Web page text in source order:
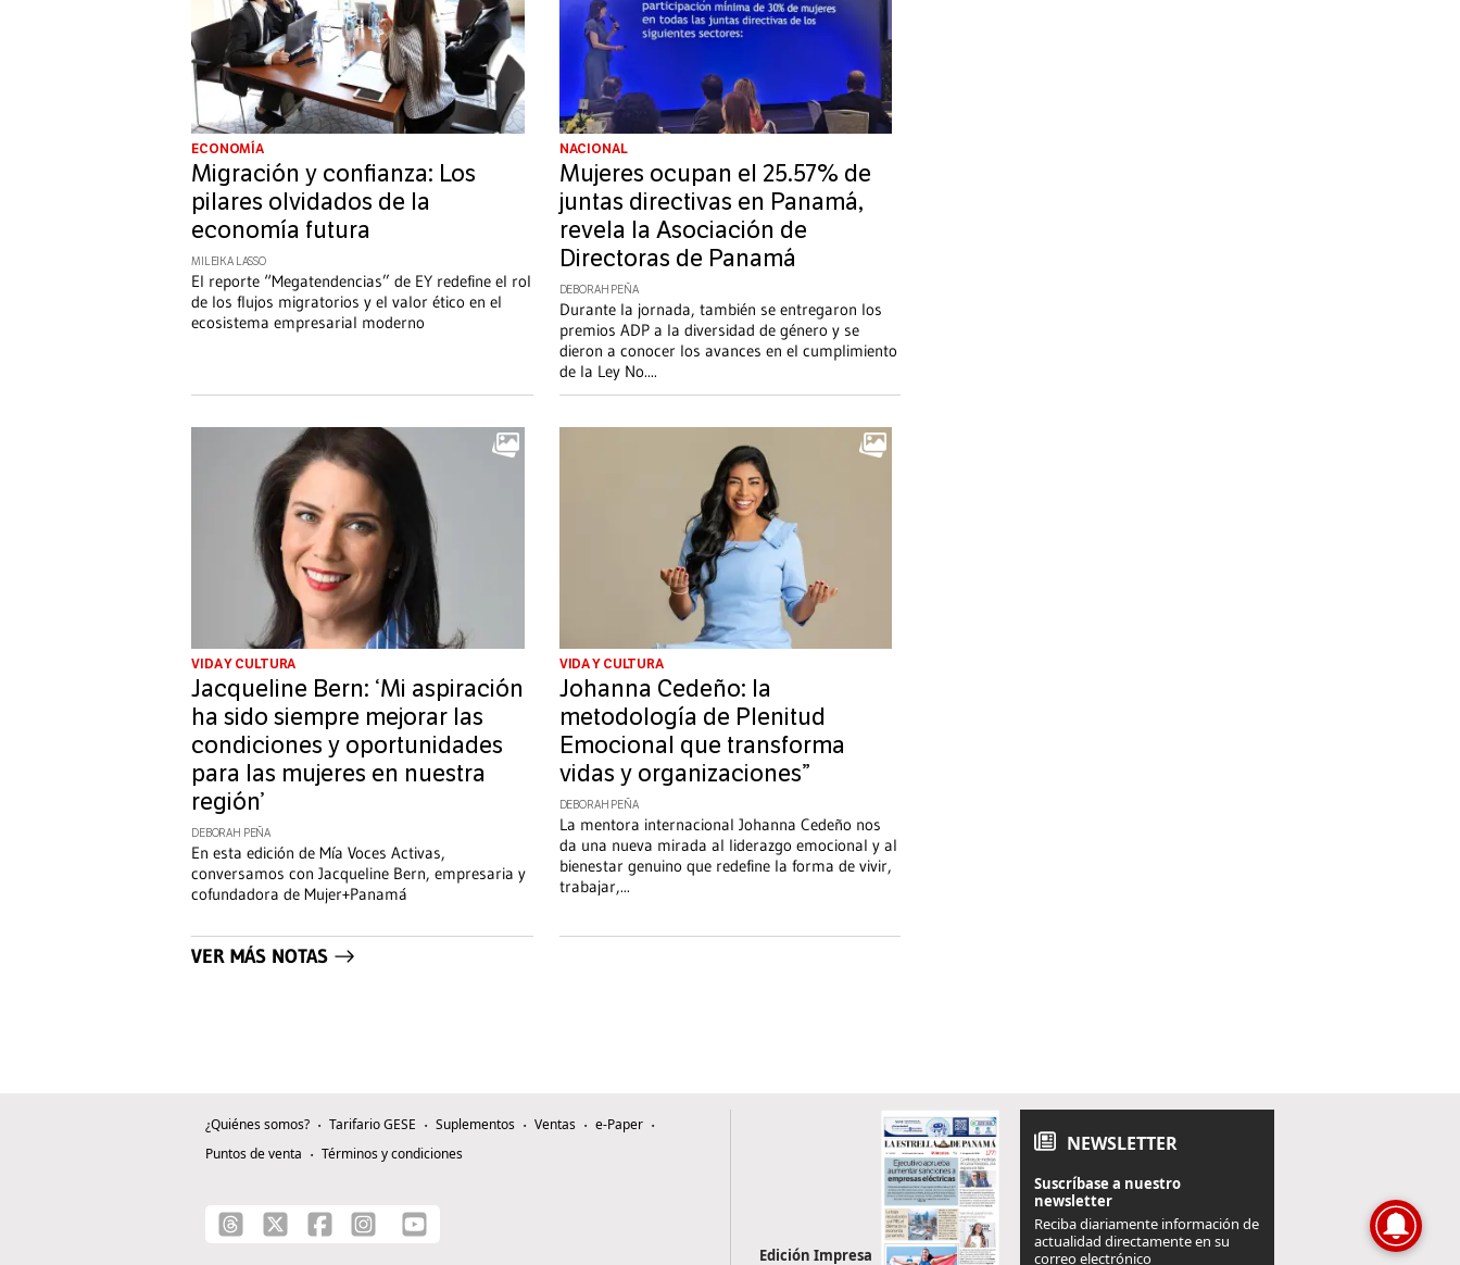
ECONOMÍA
Migración y confianza: Los
pilares olvidados de la
economía futura
MILEIKA LASSO
El reporte “Megatendencias” de EY redefine el rol
de los flujos migratorios y el valor ético en el
ecosistema empresarial moderno
NACIONAL
Mujeres ocupan el 25.57% de
juntas directivas en Panamá,
revela la Asociación de
Directoras de Panamá
DEBORAH PEÑA
Durante la jornada, también se entregaron los
premios ADP a la diversidad de género y se
dieron a conocer los avances en el cumplimiento
de la Ley No....
VIDA Y CULTURA
Jacqueline Bern: ‘Mi aspiración
ha sido siempre mejorar las
condiciones y oportunidades
para las mujeres en nuestra
región’
DEBORAH PEÑA
En esta edición de Mía Voces Activas,
conversamos con Jacqueline Bern, empresaria y
cofundadora de Mujer+Panamá
VIDA Y CULTURA
Johanna Cedeño: la
metodología de Plenitud
Emocional que transforma
vidas y organizaciones”
DEBORAH PEÑA
La mentora internacional Johanna Cedeño nos
da una nueva mirada al liderazgo emocional y al
bienestar genuino que redefine la forma de vivir,
trabajar,...
VER MÁS NOTAS
¿Quiénes somos? Tarifario GESE Suplementos Ventas
e-Paper
Puntos de venta
Términos y condiciones
Edición Impresa
NEWSLETTER
Suscríbase a nuestro
newsletter
Reciba diariamente información de
actualidad directamente en su
correo electrónico